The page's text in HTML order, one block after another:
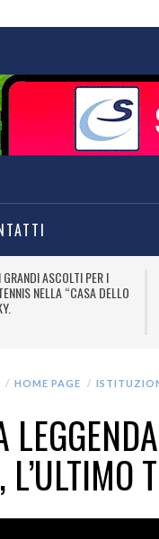
ASCOLTI PER I
NELLA “CASA DELLO
HOME PAGE
LEGGENDA
L’ULTIMO